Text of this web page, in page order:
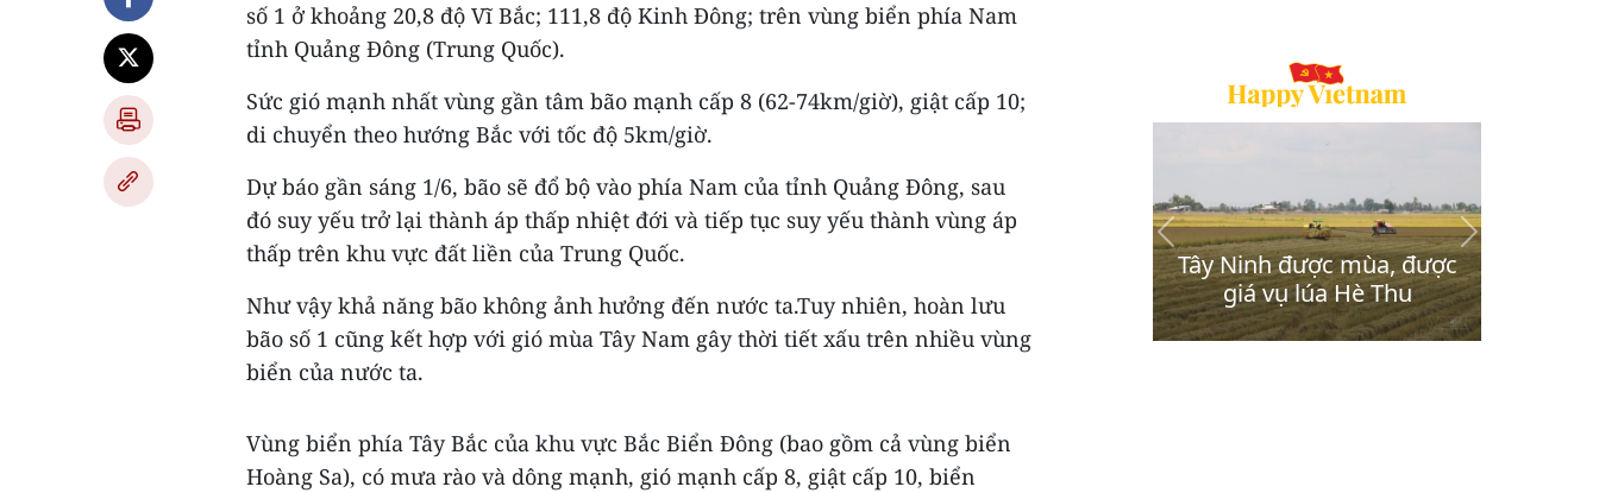
số 1 ở khoảng 20,8 độ Vĩ Bắc; 111,8 độ Kinh Đông; trên vùng biển phía Nam
tỉnh Quảng Đông (Trung Quốc).
Sức gió mạnh nhất vùng gần tâm bão mạnh cấp 8 (62-74km/giờ), giật cấp 10;
di chuyển theo hướng Bắc với tốc độ 5km/giờ.
Dự báo gần sáng 1/6, bão sẽ đổ bộ vào phía Nam của tỉnh Quảng Đông, sau
đó suy yếu trở lại thành áp thấp nhiệt đới và tiếp tục suy yếu thành vùng áp
thấp trên khu vực đất liền của Trung Quốc.
Như vậy khả năng bão không ảnh hưởng đến nước ta.Tuy nhiên, hoàn lưu
bão số 1 cũng kết hợp với gió mùa Tây Nam gây thời tiết xấu trên nhiều vùng
biển của nước ta.
Vùng biển phía Tây Bắc của khu vực Bắc Biển Đông (bao gồm cả vùng biển
Hoàng Sa), có mưa rào và dông mạnh, gió mạnh cấp 8, giật cấp 10, biển